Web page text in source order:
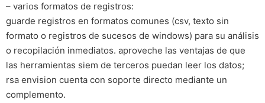
– varios formatos de registros:
guarde registros en formatos comunes (csv, texto sin
formato o registros de sucesos de windows) para su análisis
o recopilación inmediatos. aproveche las ventajas de que
las herramientas siem de terceros puedan leer los datos;
rsa envision cuenta con soporte directo mediante un
complemento.